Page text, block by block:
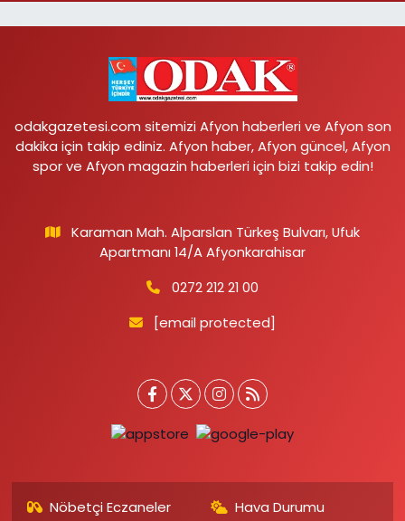
odakgazetesi.com sitemizi Afyon haberleri ve Afyon son
dakika için takip ediniz. Afyon haber, Afyon güncel, Afyon
spor ve Afyon magazin haberleri için bizi takip edin!
Karaman Mah. Alparslan Türkeş Bulvarı, Ufuk
Apartmanı 14/A Afyonkarahisar
0272 212 21 00
[email protected]
Nöbetçi Eczaneler
Hava Durumu